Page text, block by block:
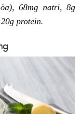
68mg natri, 8g
protein.